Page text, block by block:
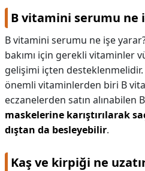
B vitamini serumu ne
B vitamini serumu ne işe
bakımı için gerekli vitaminler
gelişimi içten
önemli vitaminlerden biri B
eczanelerden satın alınabilen
maskelerine karıştırılarak
dıştan da besleyebilir.
Kaş ve kirpiği ne